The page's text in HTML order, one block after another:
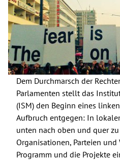
Dem Durchmarsch der
Parlamenten stellt das
(ISM) den Beginn eines
Aufbruch entgegen: In
unten nach oben und quer
Organisationen, Parteien
Programm und die Projekte